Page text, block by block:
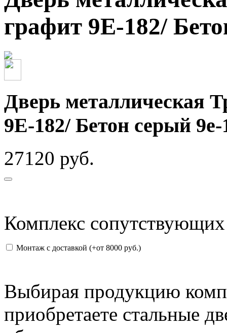
графит 9Е-182/
Дверь металлическая
9Е-182/ Бетон серый 9e-
27120 руб.
Комплекс сопутствующих
Монтаж с доставкой (+от 8000 руб.)
Выбирая продукцию
приобретаете стальные